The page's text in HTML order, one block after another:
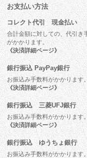
お支払い方法
コレクト代引 現金払い
合計金額に対しての、代引き
がかかります。
《決済詳細ページ》
銀行振込 PayPay銀行
お振込み手数料がかかります
《決済詳細ページ》
銀行振込 三菱UFJ銀行
お振込み手数料がかかります
《決済詳細ページ》
銀行振込 ゆうちょ銀行
お振込み手数料がかかります